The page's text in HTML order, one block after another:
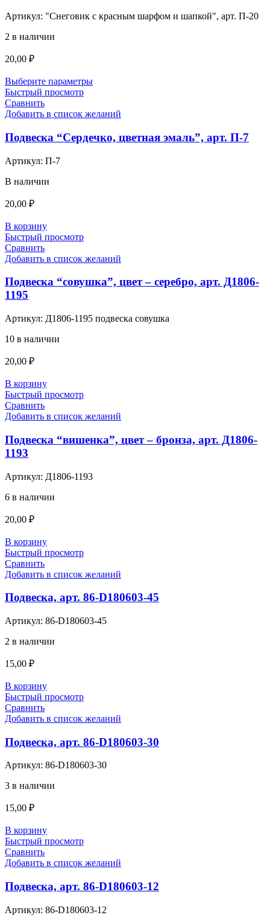
Артикул: "Снеговик с красным шарфом и шапкой", арт. П-20
2 в наличии
20,00 ₽
Выберите параметры
Быстрый просмотр
Сравнить
Добавить в список желаний
Подвеска “Сердечко, цветная эмаль”, арт. П-7
Артикул: П-7
В наличии
20,00 ₽
В корзину
Быстрый просмотр
Сравнить
Добавить в список желаний
Подвеска “совушка”, цвет – серебро, арт. Д1806-
1195
Артикул: Д1806-1195 подвеска совушка
10 в наличии
20,00 ₽
В корзину
Быстрый просмотр
Сравнить
Добавить в список желаний
Подвеска “вишенка”, цвет – бронза, арт. Д1806-
1193
Артикул: Д1806-1193
6 в наличии
20,00 ₽
В корзину
Быстрый просмотр
Сравнить
Добавить в список желаний
Подвеска, арт. 86-D180603-45
Артикул: 86-D180603-45
2 в наличии
15,00 ₽
В корзину
Быстрый просмотр
Сравнить
Добавить в список желаний
Подвеска, арт. 86-D180603-30
Артикул: 86-D180603-30
3 в наличии
15,00 ₽
В корзину
Быстрый просмотр
Сравнить
Добавить в список желаний
Подвеска, арт. 86-D180603-12
Артикул: 86-D180603-12